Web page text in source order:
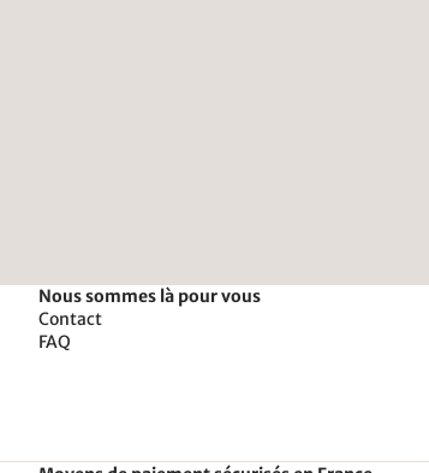
Nous sommes là pour vous
Contact
FAQ